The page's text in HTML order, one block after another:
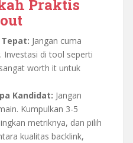
Praktis
Jangan cuma
Investasi di tool seperti
worth it untuk
Kandidat: Jangan
Kumpulkan 3-5
metriknya, dan pilih
kualitas backlink,